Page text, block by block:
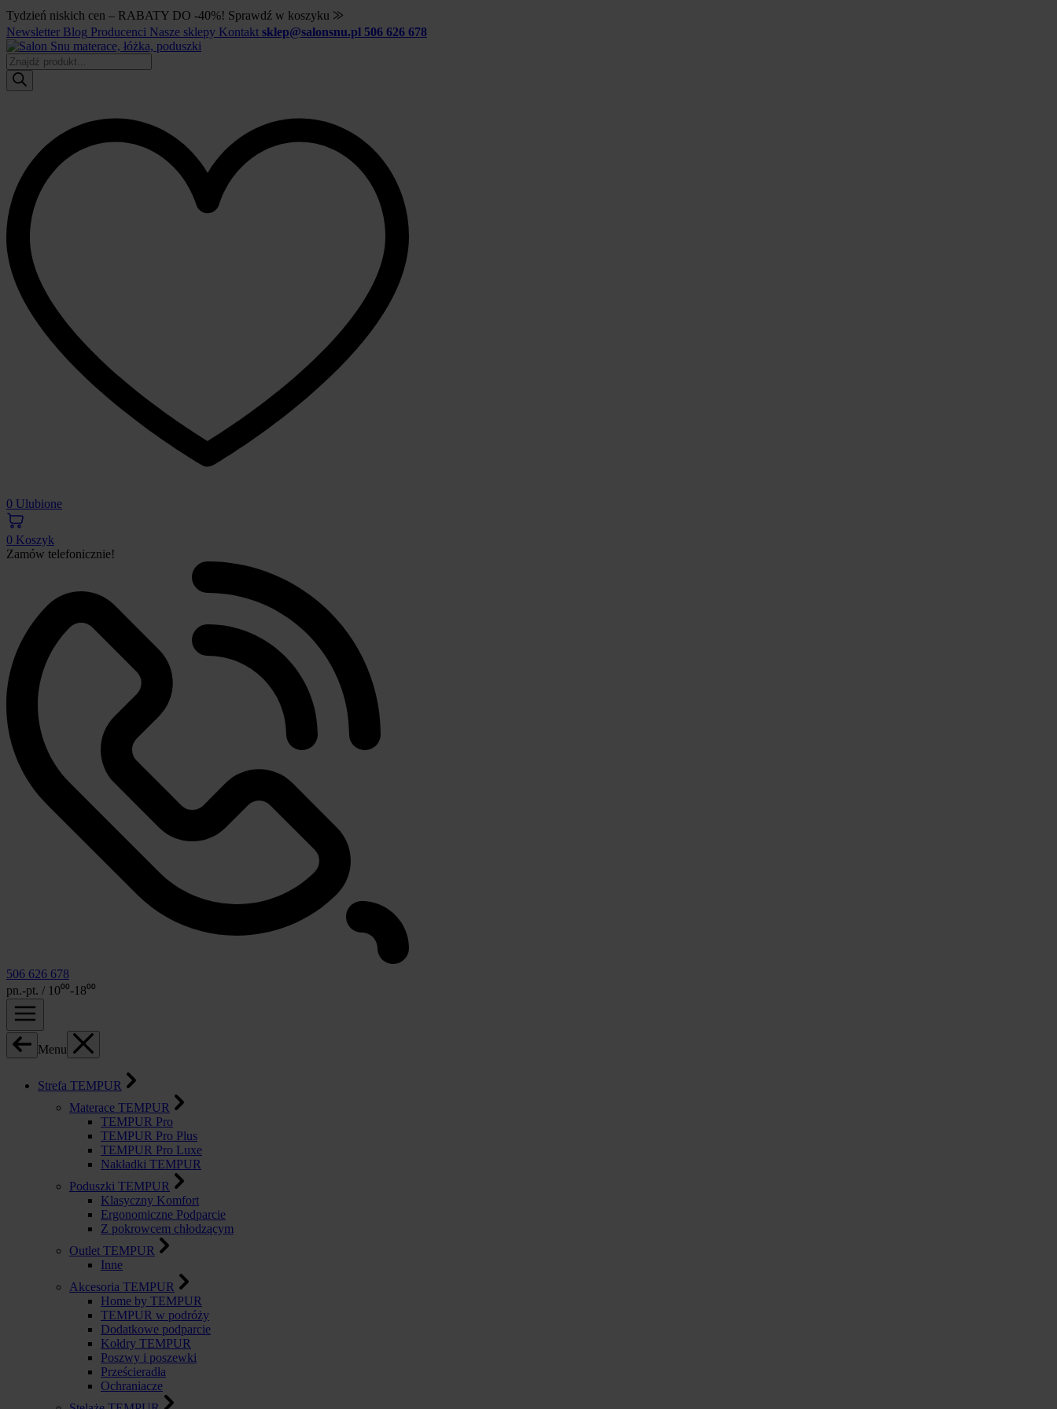
Tydzień niskich cen – RABATY DO -40%! Sprawdź w koszyku ⨠
Newsletter Blog Producenci Nasze sklepy Kontakt sklep@salonsnu.pl 506 626 678
Wyszukiwarka
produktów
0 Ulubione
0 Koszyk
Zamów telefonicznie!
506 626 678
pn.-pt. / 10⁰⁰-18⁰⁰
Menu
Strefa TEMPUR
Materace TEMPUR
TEMPUR Pro
TEMPUR Pro Plus
TEMPUR Pro Luxe
Nakładki TEMPUR
Poduszki TEMPUR
Klasyczny Komfort
Ergonomiczne Podparcie
Z pokrowcem chłodzącym
Outlet TEMPUR
Inne
Akcesoria TEMPUR
Home by TEMPUR
TEMPUR w podróży
Dodatkowe podparcie
Kołdry TEMPUR
Poszwy i poszewki
Prześcieradła
Ochraniacze